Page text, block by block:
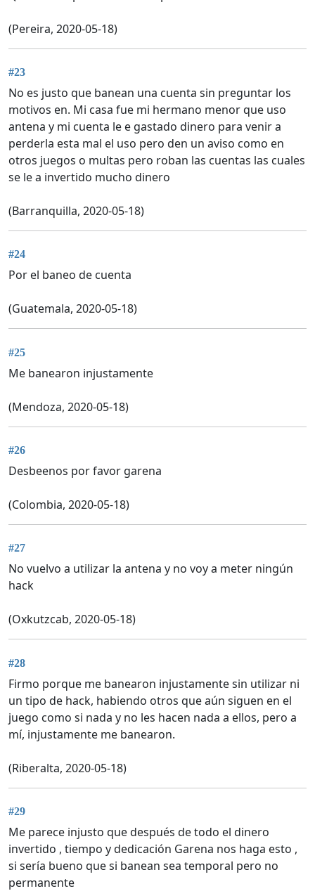
(Pereira, 2020-05-18)
#23
No es justo que banean una cuenta sin preguntar los
motivos en. Mi casa fue mi hermano menor que uso
antena y mi cuenta le e gastado dinero para venir a
perderla esta mal el uso pero den un aviso como en
otros juegos o multas pero roban las cuentas las cuales
se le a invertido mucho dinero
(Barranquilla, 2020-05-18)
#24
Por el baneo de cuenta
(Guatemala, 2020-05-18)
#25
Me banearon injustamente
(Mendoza, 2020-05-18)
#26
Desbeenos por favor garena
(Colombia, 2020-05-18)
#27
No vuelvo a utilizar la antena y no voy a meter ningún
hack
(Oxkutzcab, 2020-05-18)
#28
Firmo porque me banearon injustamente sin utilizar ni
un tipo de hack, habiendo otros que aún siguen en el
juego como si nada y no les hacen nada a ellos, pero a
mí, injustamente me banearon.
(Riberalta, 2020-05-18)
#29
Me parece injusto que después de todo el dinero
invertido , tiempo y dedicación Garena nos haga esto ,
si sería bueno que si banean sea temporal pero no
permanente